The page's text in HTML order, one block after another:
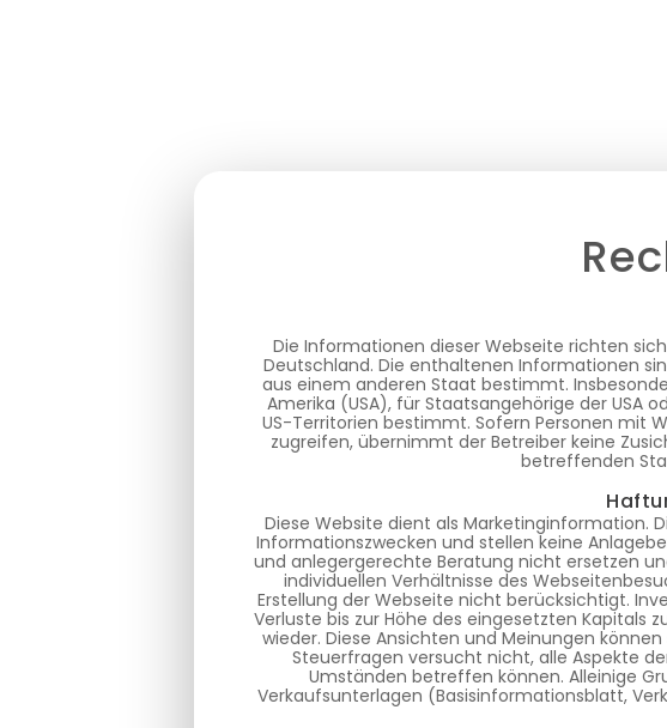
Die Informationen dieser Webseite richten
Deutschland. Die enthaltenen Informationen
aus einem anderen Staat bestimmt.
Amerika (USA), für Staatsangehörige der USA
US-Territorien bestimmt. Sofern Personen mit
zugreifen, übernimmt der Betreiber keine
betreffenden
Diese Website dient als Marketinginformation.
Informationszwecken und stellen keine
und anlegergerechte Beratung nicht ersetzen
individuellen Verhältnisse des
Erstellung der Webseite nicht berücksichtigt.
Verluste bis zur Höhe des eingesetzten Kapitals
wieder. Diese Ansichten und Meinungen
Steuerfragen versucht nicht, alle Aspekte
Umständen betreffen können. Alleinige
Verkaufsunterlagen (Basisinformationsblatt,